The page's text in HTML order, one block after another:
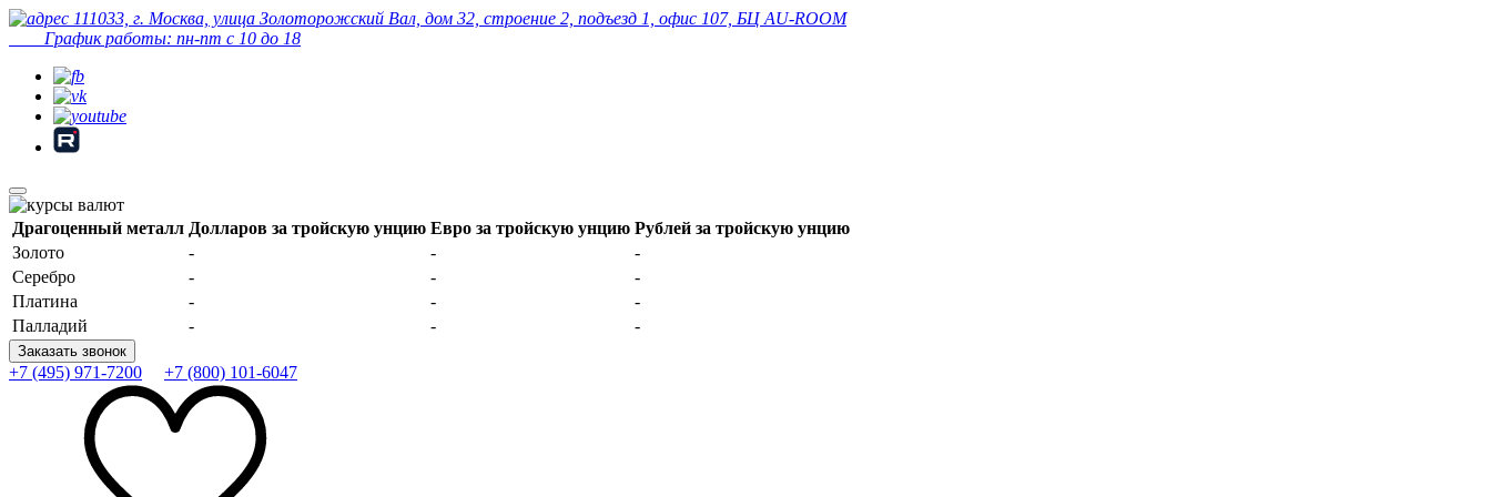
111033, г. Москва, улица Золоторожский Вал, дом 32, строение 2, подъезд 1, офис 107, БЦ AU-ROOM
График работы: пн-пт с 10 до 18
Драгоценный металл Долларов за тройскую унцию Евро за тройскую унцию Рублей за тройскую унцию
Золото
- -
-
Серебро
- -
-
Платина
- -
-
Палладий
- - -
Заказать звонок
+7 (495) 971-7200 +7 (800) 101-6047